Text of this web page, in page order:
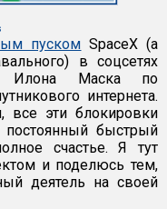
пуском SpaceX (а
в соцсетях
Илона Маска по
интернета.
все эти блокировки
быстрый
счастье. Я тут
и поделюсь тем,
деятель на своей